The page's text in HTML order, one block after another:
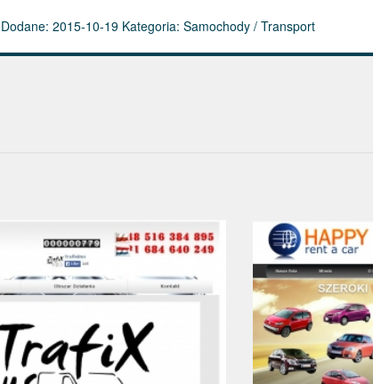
Dodane: 2015-10-19 Kategoria: Samochody / Transport